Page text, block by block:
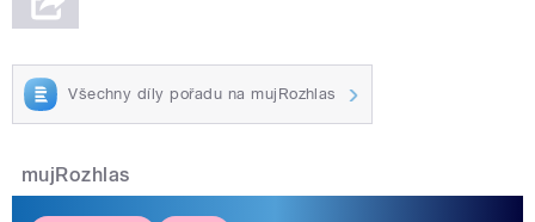
Všechny díly pořadu na mujRozhlas
mujRozhlas